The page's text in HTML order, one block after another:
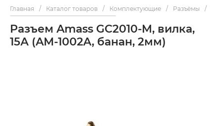
Главная / Каталог товаров / Комплектующие / Разъёмы /
Разъем Amass GC2010-M, вилка,
15А (AM-1002A, банан, 2мм)